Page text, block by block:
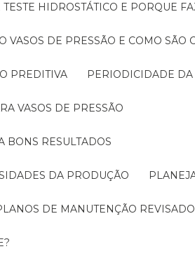
É TESTE HIDROSTÁTICO E PORQUE
VASOS DE PRESSÃO E COMO SÃO
PREDITIVA PERIODICIDADE
VASOS DE PRESSÃO
BONS RESULTADOS
DA PRODUÇÃO
PLANOS DE MANUTENÇÃO